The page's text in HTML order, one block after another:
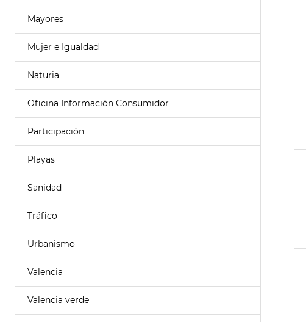
Mayores
Mujer e Igualdad
Naturia
Oficina Información Consumidor
Participación
Playas
Sanidad
Tráfico
Urbanismo
Valencia
Valencia verde